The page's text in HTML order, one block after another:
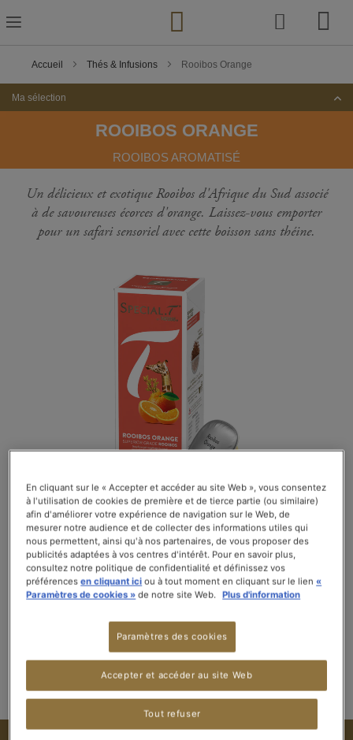
to
Content
Accueil Thés & Infusions Rooibos Orange
Ma sélection
ROOIBOS ORANGE
ROOIBOS AROMATISÉ
Un délicieux et exotique Rooibos d'Afrique du Sud associé
à de savoureuses écorces d'orange. Laissez-vous emporter
pour un safari sensoriel avec cette boisson sans théine.
5,40 CHF
Soyez le premier à commenter ce produit
En stock
En cliquant sur le « Accepter et accéder au site Web », vous consentez
à l'utilisation de cookies de première et de tierce partie (ou similaire)
afin d'améliorer votre expérience de navigation sur le Web, de
mesurer notre audience et de collecter des informations utiles qui
nous permettent, ainsi qu'à nos partenaires, de vous proposer des
publicités adaptées à vos centres d'intérêt. Pour en savoir plus,
consultez notre politique de confidentialité et définissez vos
préférencesen cliquant ici ou à tout moment en cliquant sur le lien«
Paramètres de cookies » de notre site Web. Plus d'information
Paramètres des cookies
Tout refuser
Accepter et accéder au site Web